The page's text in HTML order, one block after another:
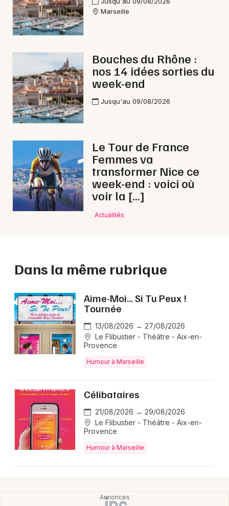
Marseille
Bouches du Rhône :
nos 14 idées sorties du
week-end
Jusqu'au 09/08/2026
Le Tour de France
Femmes va
transformer Nice ce
week-end : voici où
voir la […]
Actualités
Dans la même rubrique
Aime-Moi... Si Tu Peux !
Tournée
13/08/2026 → 27/08/2026
Le Flibustier - Théâtre - Aix-en-
Provence
Humour à Marseille
Célibataires
21/08/2026 → 29/08/2026
Le Flibustier - Théâtre - Aix-en-
Provence
Humour à Marseille